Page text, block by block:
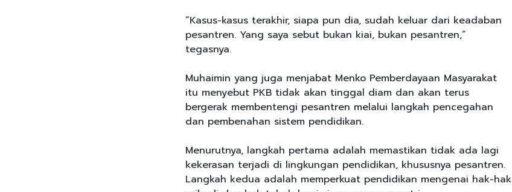
“Kasus-kasus terakhir, siapa pun dia, sudah keluar dari keadaban
pesantren. Yang saya sebut bukan kiai, bukan pesantren,”
tegasnya.
Muhaimin yang juga menjabat Menko Pemberdayaan Masyarakat
itu menyebut PKB tidak akan tinggal diam dan akan terus
bergerak membentengi pesantren melalui langkah pencegahan
dan pembenahan sistem pendidikan.
Menurutnya, langkah pertama adalah memastikan tidak ada lagi
kekerasan terjadi di lingkungan pendidikan, khususnya pesantren.
Langkah kedua adalah memperkuat pendidikan mengenai hak-hak